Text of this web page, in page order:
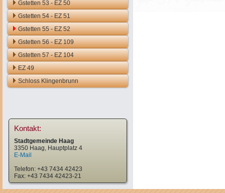
Gstetten 53 - EZ 50
Gstetten 54 - EZ 51
Gstetten 55 - EZ 52
Gstetten 56 - EZ 109
Gstetten 57 - EZ 104
EZ 49
Schloss Klingenbrunn
Kontakt:
Stadtgemeinde Haag
3350 Haag, Hauptplatz 4
E-Mail
Telefon: +43 7434 42423
Fax: +43 7434 42423-21